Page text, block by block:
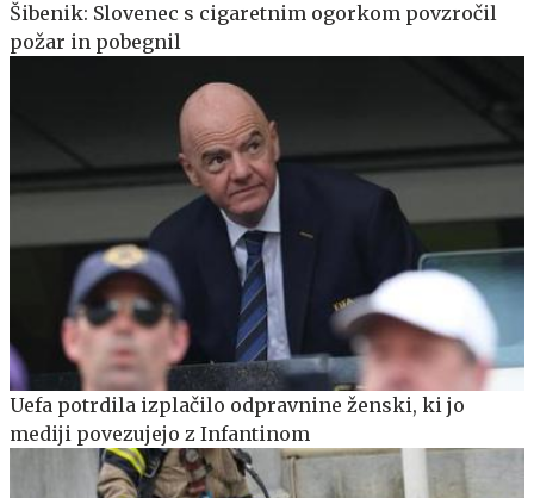
Šibenik: Slovenec s cigaretnim ogorkom povzročil
požar in pobegnil
Uefa potrdila izplačilo odpravnine ženski, ki jo
mediji povezujejo z Infantinom